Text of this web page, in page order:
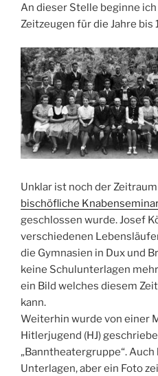
An dieser Stelle beginne
Zeitzeugen für die Jahre bis
Unklar ist noch der
bischöfliche
geschlossen wurde. Josef
verschiedenen
die Gymnasien in Dux und
keine Schulunterlagen
ein Bild welches diesem
kann.
Weiterhin wurde von einer
Hitlerjugend (HJ)
„Banntheatergruppe“.
Unterlagen, aber ein Foto